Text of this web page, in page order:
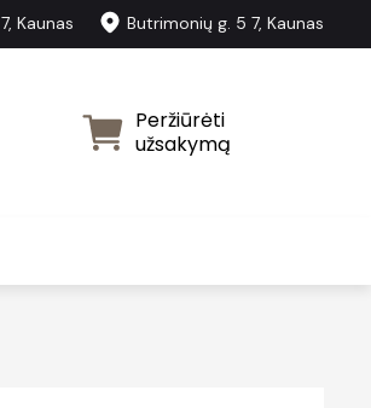
Kaunas Butrimonių g. 5 7, Kaunas
Peržiūrėti
užsakymą